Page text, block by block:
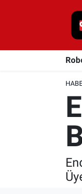
Robot
Proses
Otomasyon
Depolama
İnşaat ve